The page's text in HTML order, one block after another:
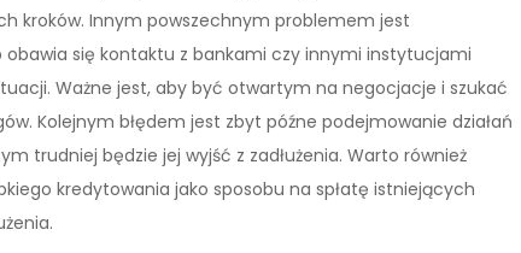
kroków. Innym powszechnym problemem jest
się kontaktu z bankami czy innymi instytucjami
Ważne jest, aby być otwartym na negocjacje i szukać
Kolejnym błędem jest zbyt późne podejmowanie działań
trudniej będzie jej wyjść z zadłużenia. Warto również
kredytowania jako sposobu na spłatę istniejących